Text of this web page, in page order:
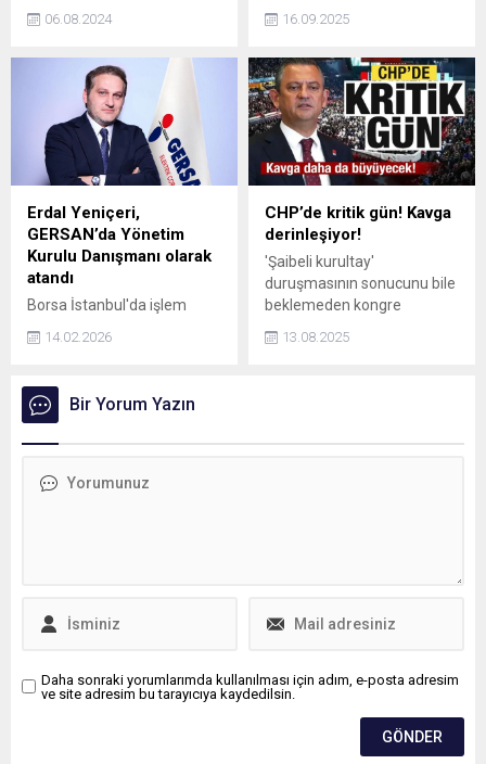
duyarlılığı, milli değerlere...
benzin ve motorin fiyatları
haberleriyle değişkenlik
gösteriyor. Bu gece
yarısından itibaren benzine
1 lira 73 kuruş indirim
gelmesi beklenirken fiyat
düşüşüyle birlikte
İstanbul'da benzinin litresi
43 lira 34 kuruştan,
Ankara'da ise 44 liradan
satılacak.
06.08.2024
Alzheimer’a karşı farkındalık
mücadelede aktif rol
almaya davet etti. Türkiye
Alzheimer Derneği Başkanı
Dilek Şahinöz, düzenledikleri
toplantıda yaptığı
açıklamada bu yılın
temasının 'Alzheimer
Konuşalım' ve 'Alzheimer
İçin Yoldayım' olarak
belirlendiğini dile getirdi.
Türkiye’de yaklaşık 700 bin
kişinin Alzheimer ve...
16.09.2025
Erdal Yeniçeri,
GERSAN’da Yönetim
Kurulu Danışmanı olarak
atandı
Borsa İstanbul'da işlem
Kamuyu Aydınlatma
bildirimde finansal
yapılanmasını ve kurumsal
Erdal Yeniçeri'yi, finanstan
14.02.2026
CHP’de kritik gün! Kavga
derinleşiyor!
'Şaibeli kurultay'
duruşmasının sonucunu bile
beklemeden kongre
içi muhalefetten sert tepki
13.08.2025
Bir Yorum Yazın
Daha sonraki yorumlarımda kullanılması için adım, e-posta adresim
ve site adresim bu tarayıcıya kaydedilsin.